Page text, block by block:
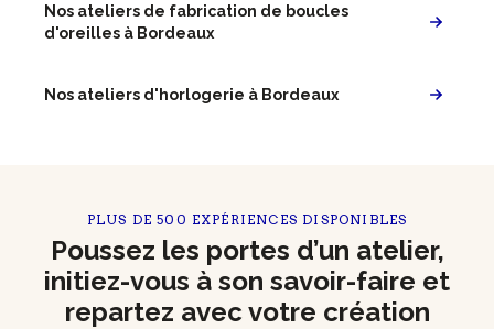
Nos ateliers de fabrication de boucles
d'oreilles à Bordeaux
Nos ateliers d'horlogerie à Bordeaux
PLUS DE 500 EXPÉRIENCES DISPONIBLES
Poussez les portes d’un atelier,
initiez-vous à son savoir-faire et
repartez avec votre création